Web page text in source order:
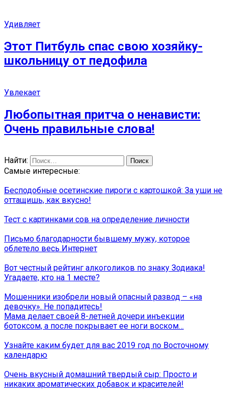
Удивляет
Этот Питбуль спас свою хозяйку-
школьницу от педофила
Увлекает
Любопытная притча о ненависти:
Очень правильные слова!
Найти:
Самые интересные:
Бесподобные осетинские пироги с картошкой: За уши не
оттащишь, как вкусно!
Тест с картинками сов на определение личности
Письмо благодарности бывшему мужу, которое
облетело весь Интернет
Вот честный рейтинг алкоголиков по знаку Зодиака!
Угадаете, кто на 1 месте?
Мошенники изобрели новый опасный развод – «на
девочку». Не попадитесь!
Мама делает своей 8-летней дочери инъекции
ботоксом, а после покрывает ее ноги воском…
Узнайте каким будет для вас 2019 год по Восточному
календарю
Очень вкусный домашний твердый сыр: Просто и
никаких ароматических добавок и красителей!